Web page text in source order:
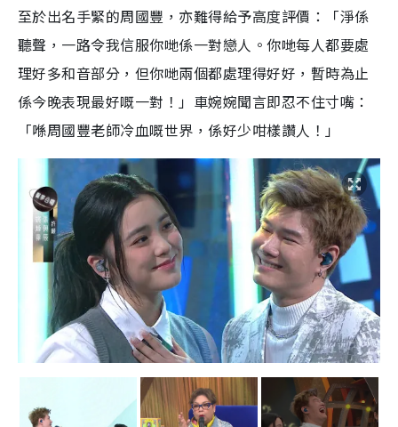
至於出名手緊的周國豐，亦難得給予高度評價：「淨係
聽聲，一路令我信服你哋係一對戀人。你哋每人都要處
理好多和音部分，但你哋兩個都處理得好好，暫時為止
係今晚表現最好嘅一對！」車婉婉聞言即忍不住寸嘴：
「喺周國豐老師冷血嘅世界，係好少咁樣讚人！」